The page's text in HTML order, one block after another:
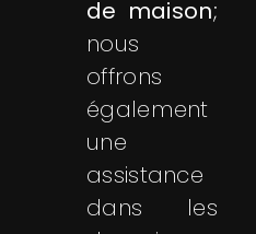
de maison;
nous
offrons
également
une
assistance
dans les